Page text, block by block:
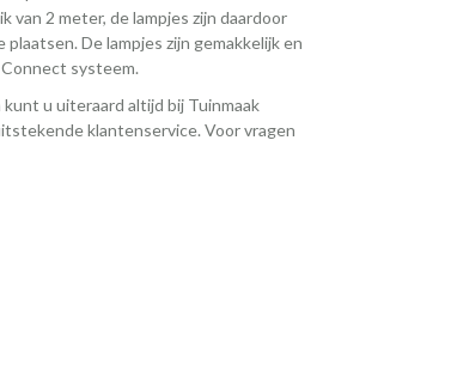
van 2 meter, de lampjes zijn daardoor
De lampjes zijn gemakkelijk en
systeem.
u uiteraard altijd bij Tuinmaak
klantenservice. Voor vragen